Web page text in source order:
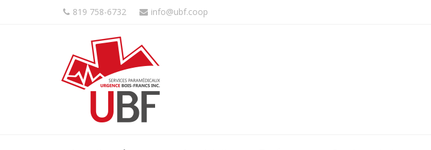
819 758-6732 info@ubf.coop